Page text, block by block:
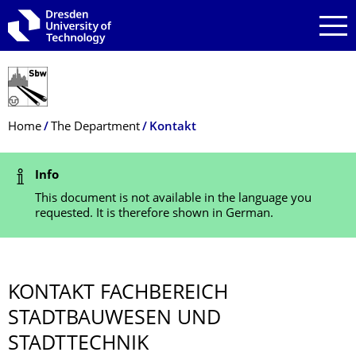
Skip to main navigation
Skip to search
Skip to content
Breadcrumb Menu
Home The Department Kontakt
Status Message
Info
This document is not available in the language you
requested. It is therefore shown in German.
KONTAKT FACHBEREICH
STADTBAUWESEN UND
STADTTECHNIK